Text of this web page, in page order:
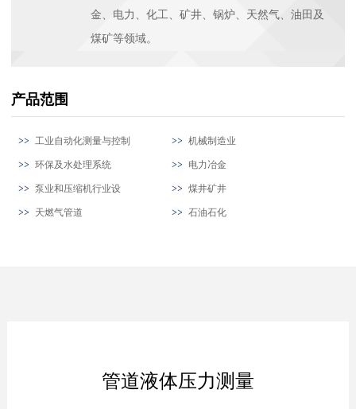
金、电力、化工、矿井、锅炉、天然气、油田及
煤矿等领域。
产品范围
工业自动化测量与控制 机械制造业
环保及水处理系统 电力冶金
泵业和压缩机行业设 煤井矿井
天燃气管道 石油石化
管道液体压力测量